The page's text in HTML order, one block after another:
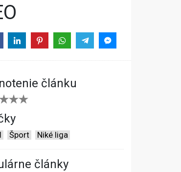
článku
Šport Niké liga
články